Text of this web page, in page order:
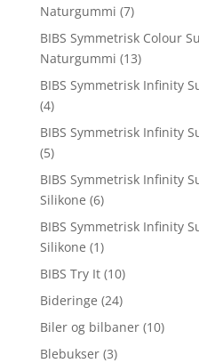
Naturgummi (7)
BIBS Symmetrisk Colour
Naturgummi (13)
BIBS Symmetrisk Infinity
(4)
BIBS Symmetrisk Infinity
(5)
BIBS Symmetrisk Infinity
Silikone (6)
BIBS Symmetrisk Infinity
Silikone (1)
BIBS Try It (10)
Bideringe (24)
Biler og bilbaner (10)
Blebukser (3)